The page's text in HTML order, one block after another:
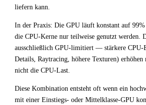
liefern kann.
In der Praxis: Die GPU läuft konstant auf 99%
die CPU-Kerne nur teilweise genutzt werden.
ausschließlich GPU-limitiert — stärkere CPU-
Details, Raytracing, höhere Texturen)
nicht die CPU-Last.
Diese Kombination entsteht oft wenn ein
mit einer Einstiegs- oder Mittelklasse-GPU